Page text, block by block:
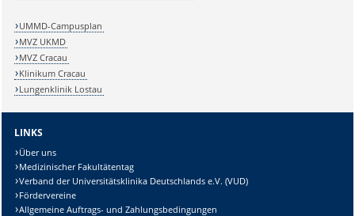
UMMD-Campusplan
MVZ UKMD
MVZ Cracau
Klinikum Cracau
Lungenklinik Lostau
LINKS
Über uns
Medizinischer Fakultätentag
Verband der Universitätsklinika Deutschlands e.V. (VUD)
Fördervereine
Allgemeine Auftrags- und Zahlungsbedingungen